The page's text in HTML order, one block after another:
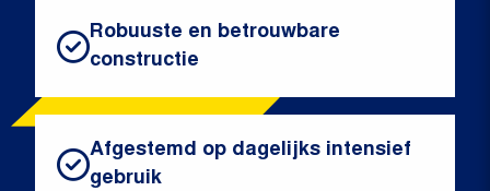
Robuuste en betrouwbare
constructie
Afgestemd op dagelijks intensief
gebruik